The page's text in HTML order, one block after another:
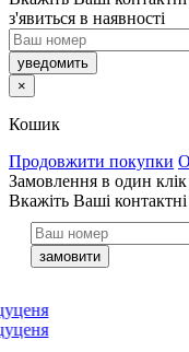
з'явиться в наявності
×
Кошик
Продовжити покупки
Замовлення в один клік
кажіть Ваші контактні